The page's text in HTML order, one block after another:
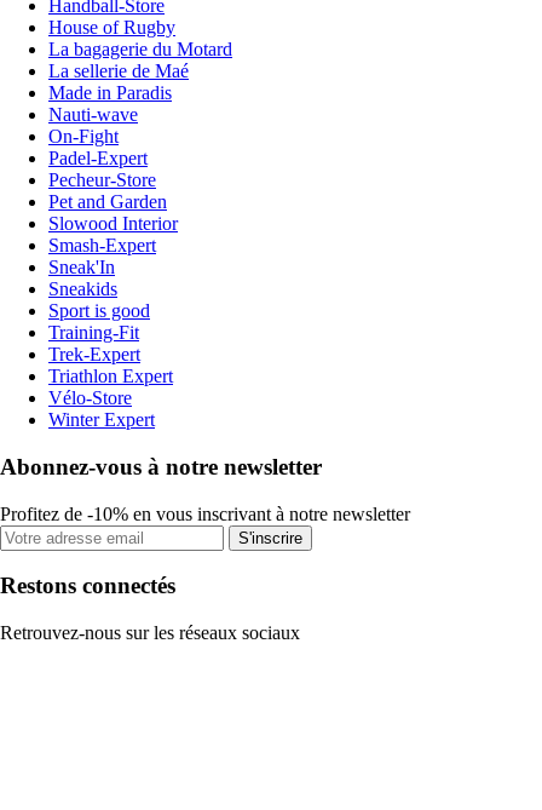
Handball-Store
House of Rugby
La bagagerie du Motard
La sellerie de Maé
Made in Paradis
Nauti-wave
On-Fight
Padel-Expert
Pecheur-Store
Pet and Garden
Slowood Interior
Smash-Expert
Sneak'In
Sneakids
Sport is good
Training-Fit
Trek-Expert
Triathlon Expert
Vélo-Store
Winter Expert
Abonnez-vous à notre newsletter
Profitez de -10% en vous inscrivant à notre newsletter
S'inscrire
Restons connectés
Retrouvez-nous sur les réseaux sociaux